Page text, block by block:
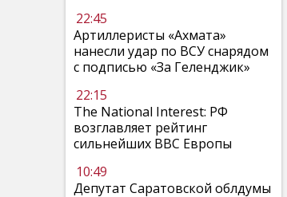
22:45
Артиллеристы «Ахмата»
нанесли удар по ВСУ снарядом
с подписью «За Геленджик»
22:15
The National Interest: РФ
возглавляет рейтинг
сильнейших ВВС Европы
10:49
Депутат Саратовской облдумы